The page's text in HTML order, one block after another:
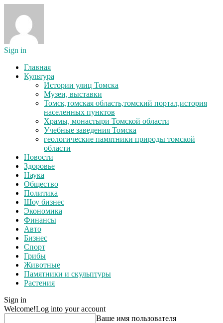
Sign in
Главная
Культура
Истории улиц Томска
Музеи, выставки
Томск,томская область,томский портал,история
населенных пунктов
Храмы, монастыри Томской области
Учебные заведения Томска
геологические памятники природы томской
области
Новости
Здоровье
Наука
Общество
Политика
Шоу бизнес
Экономика
Финансы
Авто
Бизнес
Спорт
Грибы
Животные
Памятники и скульптуры
Растения
Sign in
Welcome!Log into your account
Ваше имя пользователя